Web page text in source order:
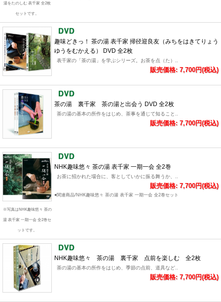
湯をたのしむ 表千家 全2枚
セットです。
趣味どきっ！ 茶の湯 表千家 掃径迎良友（みちをはきてりょう
ゆうをむかえる） DVD 全2枚
表千家の「茶の湯」を学ぶシリーズ。お茶を点（た）..
販売価格: 7,700円(税込)
茶の湯 裏千家 茶の湯と出会う DVD 全2枚
茶の湯の基本の所作をはじめ、茶事を通じて知ること..
販売価格: 7,700円(税込)
※写真はNHK趣味悠々 茶の
湯 表千家 一期一会 全2巻セ
ットです。
NHK趣味悠々 茶の湯 表千家 一期一会 全2巻
お茶に招かれた場合に、客としていかに振る舞うか、..
販売価格: 7,700円(税込)
●関連商品/NHK趣味悠々 茶の湯 表千家 一期一会 全2巻セット
NHK趣味悠々 茶の湯 裏千家 点前を楽しむ 全2枚
茶の湯の基本の所作をはじめ、季節の点前、道具など..
販売価格: 7,700円(税込)